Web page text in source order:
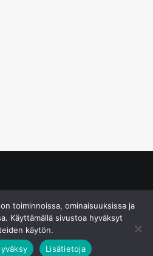
toiminnoissa, ominaisuuksissa ja
Käyttämällä sivustoa hyväksyt
käytön.
Lisätietoja